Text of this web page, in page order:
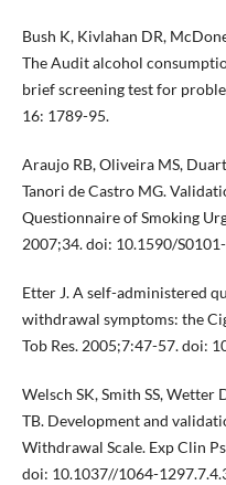
Bush K, Kivlahan DR,
The Audit alcohol
brief screening test for
16: 1789-95.
Araujo RB, Oliveira MS,
Tanori de Castro MG.
Questionnaire of Smoking
2007;34. doi: 10.1590/
Etter J. A self-administered
withdrawal symptoms: the
Tob Res. 2005;7:47-57. doi:
Welsch SK, Smith SS, Wetter
TB. Development and
Withdrawal Scale. Exp Clin
doi: 10.1037//1064-